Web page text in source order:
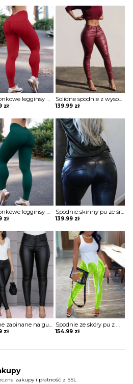
Kieszonkowe legginsy do jogi z wysokim stanem spodnie Vijaya
zł
Solidne spodnie z wysokim stanem marszczeniami Andolina
139.99 zł
Kieszonkowe legginsy do jogi z wysokim stanem spodnie Vijaya
zł
Spodnie skinny pu ze średnim stanem z guzikami Jeanette
139.99 zł
Solidne zapinane na guziki codzienne powlekane spodnie z pu Maranda
zł
Spodnie ze skóry pu z wysokim stanem i rozcięciem szorty Debbra
154.99 zł
zakupy i płatność z SSL